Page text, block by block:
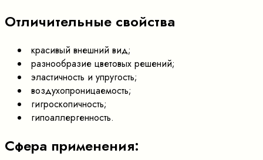
Отличительные свойства
красивый внешний вид;
разнообразие цветовых решений;
эластичность и упругость;
воздухопроницаемость;
гигроскопичность;
гипоаллергенность.
Сфера применения: